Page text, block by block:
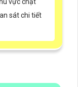
sát chi tiết